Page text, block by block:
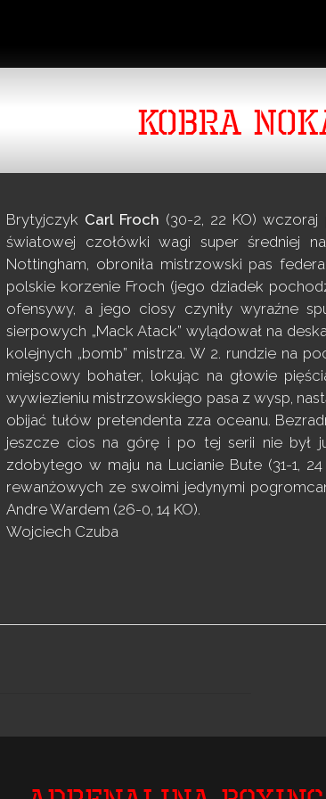
KOBRA
Brytyjczyk Carl Froch (30-2, 22 KO)
światowej czołówki wagi super średniej
Nottingham, obroniła mistrzowski pas
polskie korzenie Froch (jego dziadek
ofensywy, a jego ciosy czyniły wyraźne
sierpowych „Mack Atack” wylądował na
kolejnych „bomb” mistrza. W 2. rundzie na
miejscowy bohater, lokując na głowie
wywiezieniu mistrzowskiego pasa z wysp,
obijać tułów pretendenta zza oceanu.
jeszcze cios na górę i po tej serii nie był
zdobytego w maju na Lucianie Bute (31-1,
rewanżowych ze swoimi jedynymi
Andre Wardem (26-0, 14 KO).
Wojciech Czuba